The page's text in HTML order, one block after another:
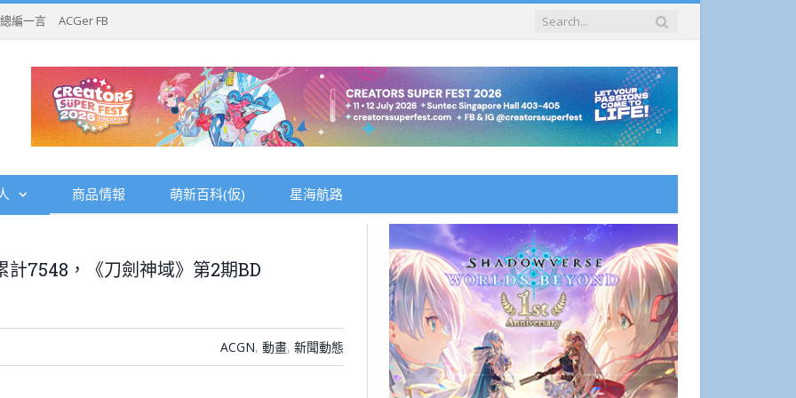
總編一言 ACGer FB
商品情報 萌新百科(仮) 星海航路
計7548，《刀劍神域》第2期BD
ACGN, 動畫, 新聞動態